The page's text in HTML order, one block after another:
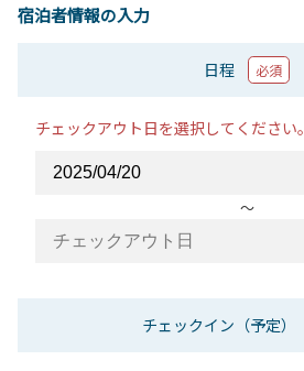
宿泊者情報の入力
日程 必須
チェックアウト日を選択してください。
〜
チェックイン（予定）